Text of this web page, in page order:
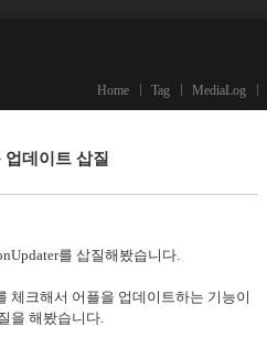
Home Tag MediaLog
데이트 삽질
를 삽질해봤습니다.
체크해서 어플을 업데이트하는 기능이
을 해봤습니다.